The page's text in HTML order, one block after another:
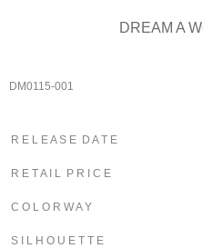
DREAM A
DM0115-001
R E L E A S E D A T E
R E T A I L P R I C E
C O L O R W A Y
S I L H O U E T T E